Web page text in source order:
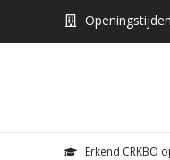
Erkend CRKBO